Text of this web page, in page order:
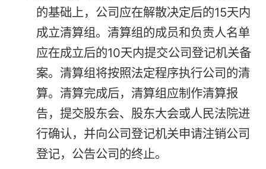
的基础上，公司应在解散决定后的15天内
成立清算组。清算组的成员和负责人名单
应在成立后的10天内提交公司登记机关备
案。清算组将按照法定程序执行公司的清
算。清算完成后，清算组应制作清算报
告，提交股东会、股东大会或人民法院进
行确认，并向公司登记机关申请注销公司
登记，公告公司的终止。